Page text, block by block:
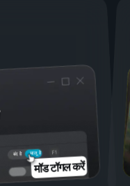
चालू है
बंद है
मॉड टॉगल करें